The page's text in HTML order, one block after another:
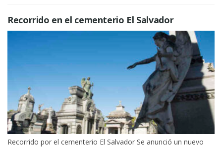
Recorrido en el cementerio El Salvador
Recorrido por el cementerio El Salvador Se anunció un nuevo